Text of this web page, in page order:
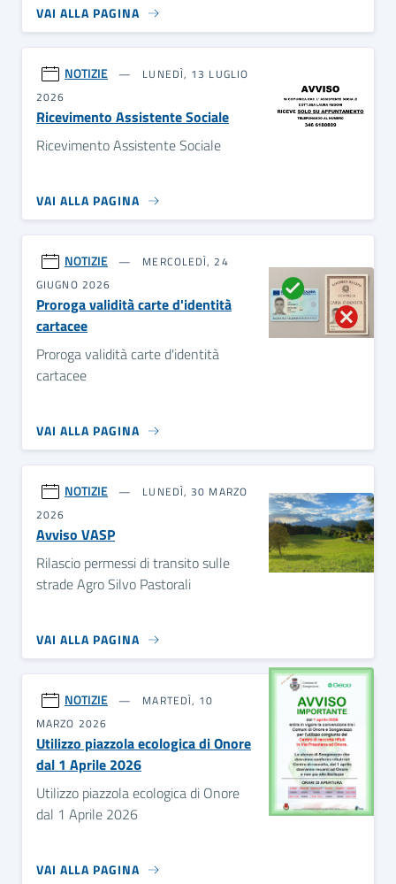
VAI ALLA PAGINA
NOTIZIE
LUNEDÌ, 13 LUGLIO
2026
Ricevimento Assistente Sociale
Ricevimento Assistente Sociale
VAI ALLA PAGINA
NOTIZIE
MERCOLEDÌ, 24
GIUGNO 2026
Proroga validità carte d'identità
cartacee
Proroga validità carte d'identità
cartacee
VAI ALLA PAGINA
NOTIZIE
LUNEDÌ, 30 MARZO
2026
Avviso VASP
Rilascio permessi di transito sulle
strade Agro Silvo Pastorali
VAI ALLA PAGINA
NOTIZIE
MARTEDÌ, 10
MARZO 2026
Utilizzo piazzola ecologica di Onore
dal 1 Aprile 2026
Utilizzo piazzola ecologica di Onore
dal 1 Aprile 2026
VAI ALLA PAGINA